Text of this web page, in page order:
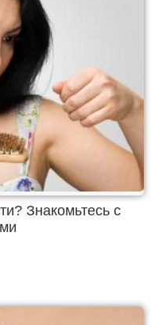
Знакомьтесь с